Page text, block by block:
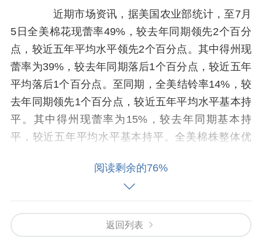
近期市场资讯，据美国农业部统计，至7月
5日全美棉花现蕾率49%，较去年同期领先2个百分
点，较近五年平均水平领先2个百分点。其中得州现
蕾率为39%，较去年同期落后1个百分点，较近五年
平均落后1个百分点。至同期，全美结铃率14%，较
去年同期领先1个百分点，较近五年平均水平基本持
平。其中得州现蕾率为15%，较去年同期基本持
平，较近五年平均水平基本持平。全美棉株整体优
百分点。其中得州棉株整体优良率36%，环比下降3
个百分点，较去年同期低6个百分点。
阅读剩余的76%
返回列表